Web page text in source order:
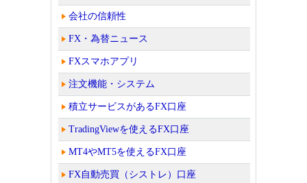
会社の信頼性
FX・為替ニュース
FXスマホアプリ
注文機能・システム
積立サービスがあるFX口座
TradingViewを使えるFX口座
MT4やMT5を使えるFX口座
FX自動売買（シストレ）口座